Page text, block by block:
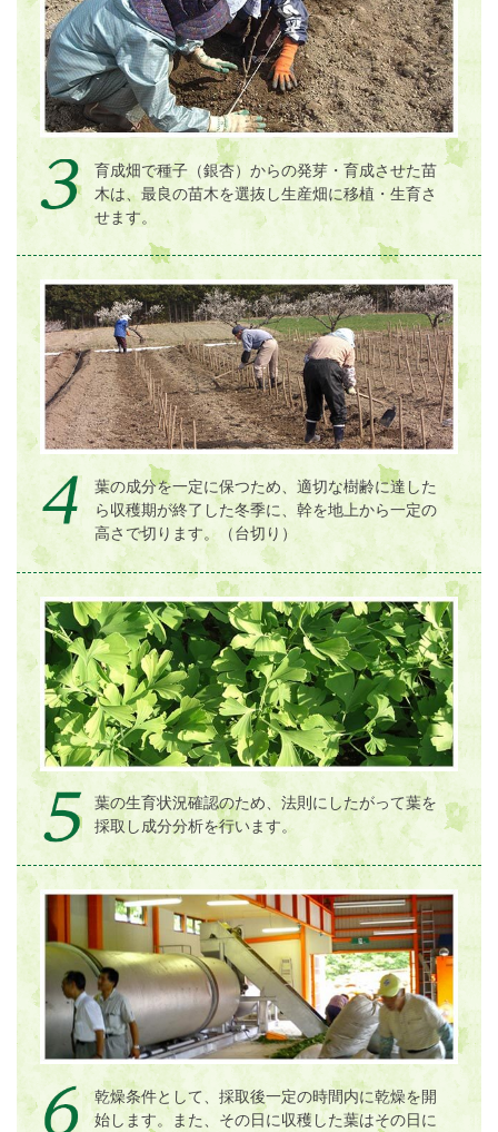
育成畑で種子（銀杏）からの発芽・育成させた苗
木は、最良の苗木を選抜し生産畑に移植・生育さ
せます。
葉の成分を一定に保つため、適切な樹齢に達した
ら収穫期が終了した冬季に、幹を地上から一定の
高さで切ります。（台切り）
葉の生育状況確認のため、法則にしたがって葉を
採取し成分分析を行います。
乾燥条件として、採取後一定の時間内に乾燥を開
始します。また、その日に収穫した葉はその日に